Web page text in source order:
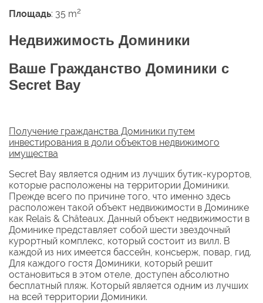
Площадь: 35 m2
Недвижимость Доминики
Ваше Гражданство Доминики с
Secret Bay
Получение гражданства Доминики путем
инвестирования в доли объектов недвижимого
имущества
Secret Bay является одним из лучших бутик-курортов,
которые расположены на территории Доминики.
Прежде всего по причине того, что именно здесь
расположен такой объект недвижимости в Доминике
как Relais & Châteaux. Данный объект недвижимости в
Доминике представляет собой шести звездочный
курортный комплекс, который состоит из вилл. В
каждой из них имеется бассейн, консьерж, повар, гид.
Для каждого гостя Доминики, который решит
остановиться в этом отеле, доступен абсолютно
бесплатный пляж. Который является одним из лучших
на всей территории Доминики.